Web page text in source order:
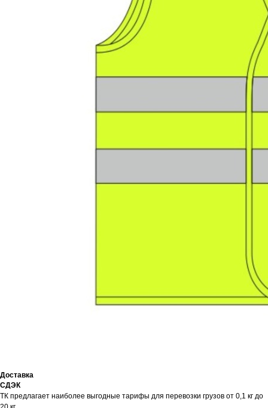
Доставка
СДЭК
ТК предлагает наиболее выгодные тарифы для перевозки грузов от 0,1 кг до